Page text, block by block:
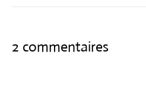
2 commentaires